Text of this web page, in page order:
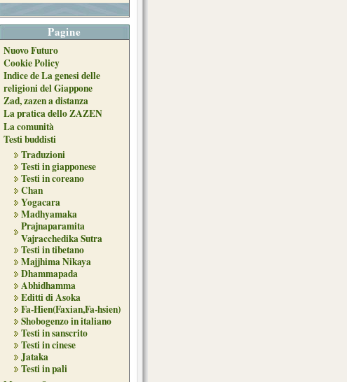
Pagine
Nuovo Futuro
Cookie Policy
Indice de La genesi delle
religioni del Giappone
Zad, zazen a distanza
La pratica dello ZAZEN
La comunità
Testi buddisti
Traduzioni
Testi in giapponese
Testi in coreano
Chan
Yogacara
Madhyamaka
Prajnaparamita
Vajracchedika Sutra
Testi in tibetano
Majjhima Nikaya
Dhammapada
Abhidhamma
Editti di Asoka
Fa-Hien(Faxian,Fa-hsien)
Shobogenzo in italiano
Testi in sanscrito
Testi in cinese
Jataka
Testi in pali